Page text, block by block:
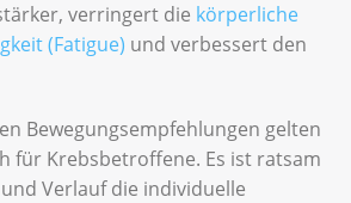
verringert die körperliche
(Fatigue) und verbessert den
Bewegungsempfehlungen gelten
für Krebsbetroffene. Es ist ratsam
Verlauf die individuelle